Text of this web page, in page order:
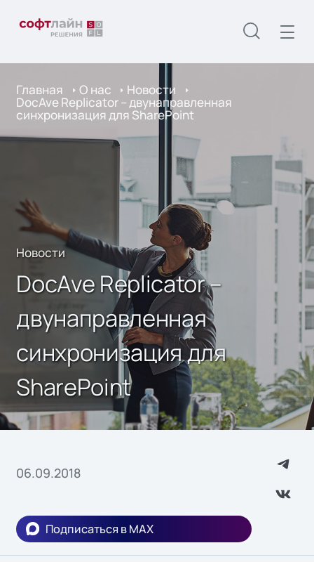
Главная О нас Новости
DocAve Replicator – двунаправленная
синхронизация для SharePoint
Новости
DocAve Replicator –
двунаправленная
синхронизация для
SharePoint
06.09.2018
Подписаться в MAX